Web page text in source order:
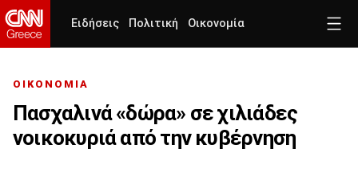
Ειδήσεις Πολιτική Οικονομία
ΟΙΚΟΝΟΜΙΑ
Πασχαλινά «δώρα» σε χιλιάδες
νοικοκυριά από την κυβέρνηση